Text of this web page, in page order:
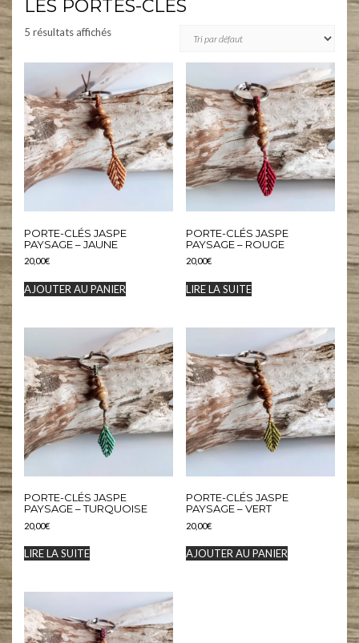
LES PORTES-CLÉS
5 résultats affichés
PORTE-CLÉS JASPE
PAYSAGE – JAUNE
20,00€
AJOUTER AU PANIER
PORTE-CLÉS JASPE
PAYSAGE – ROUGE
20,00€
LIRE LA SUITE
PORTE-CLÉS JASPE
PAYSAGE – TURQUOISE
20,00€
LIRE LA SUITE
PORTE-CLÉS JASPE
PAYSAGE – VERT
20,00€
AJOUTER AU PANIER